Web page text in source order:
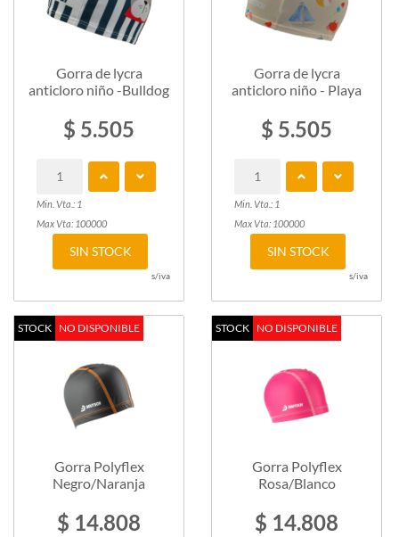
Gorra de lycra
anticloro niño -Bulldog
$ 5.505
Min. Vta.: 1
Max Vta: 100000
SIN STOCK
s/iva
Gorra de lycra
anticloro niño - Playa
$ 5.505
Min. Vta.: 1
Max Vta: 100000
SIN STOCK
s/iva
STOCK NO DISPONIBLE
Gorra Polyflex
Negro/Naranja
$ 14.808
STOCK NO DISPONIBLE
Gorra Polyflex
Rosa/Blanco
$ 14.808